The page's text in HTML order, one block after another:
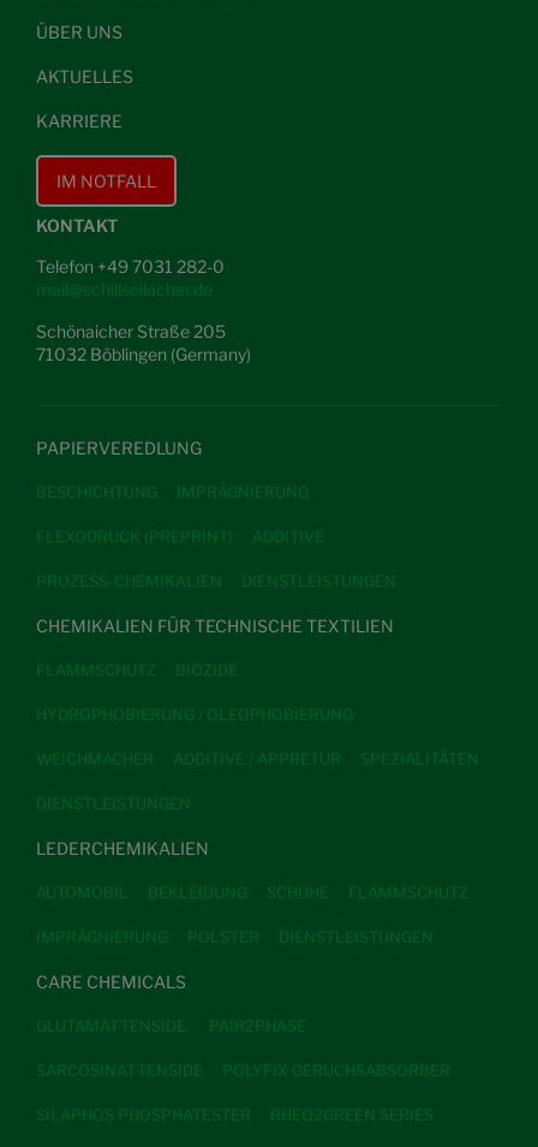
ÜBER UNS
AKTUELLES
KARRIERE
IM NOTFALL
KONTAKT
Telefon +49 7031 282-0
mail@schillseilacher.de
Schönaicher Straße 205
71032 Böblingen (Germany)
PAPIERVEREDLUNG
BESCHICHTUNG IMPRÄGNIERUNG
FLEXODRUCK (PREPRINT) ADDITIVE
PROZESS-CHEMIKALIEN DIENSTLEISTUNGEN
CHEMIKALIEN FÜR TECHNISCHE TEXTILIEN
FLAMMSCHUTZ BIOZIDE
HYDROPHOBIERUNG / OLEOPHOBIERUNG
WEICHMACHER ADDITIVE / APPRETUR SPEZIALITÄTEN
DIENSTLEISTUNGEN
LEDERCHEMIKALIEN
AUTOMOBIL BEKLEIDUNG SCHUHE FLAMMSCHUTZ
IMPRÄGNIERUNG POLSTER DIENSTLEISTUNGEN
CARE CHEMICALS
GLUTAMAT-TENSIDE. PAIR2PHASE
SARCOSINAT-TENSIDE POLYFIX GERUCHSABSORBER
SILAPHOS PHOSPHATESTER RHEO2GREEN SERIES